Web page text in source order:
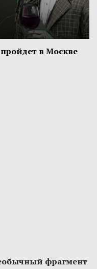
в Москве
фрагмент